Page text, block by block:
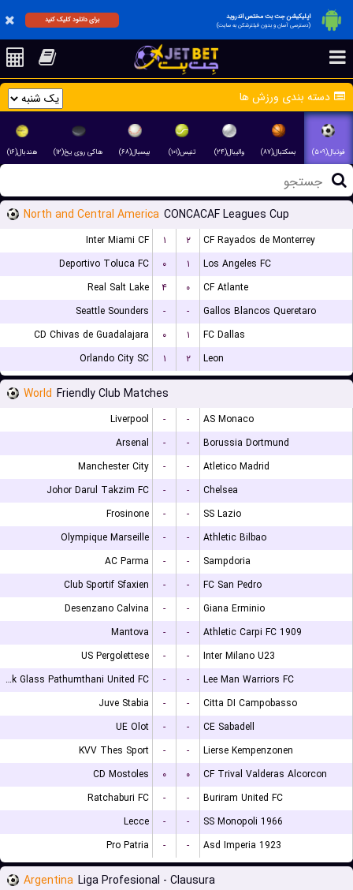
اپلیکیشن جت بت مختص اندروید
(دسترسی آسان و بدون فیلترشکن به سایت)
برای دانلود کلیک کنید
دسته بندی ورزش ها
فوتبال(۵۰۹) بسکتبال(۸۷) والیبال(۲۴) تنیس(۱۰۱) بیسبال(۶۸) هاکی روی یخ(۱۲) هندبال(۱۶)
North and Central America CONCACAF Leagues Cup
Inter Miami CF ۱ ۲
CF Rayados de Monterrey
Deportivo Toluca FC
۰ ۱
Los Angeles FC
Real Salt Lake
۴ ۰
CF Atlante
Seattle Sounders
- -
Gallos Blancos Queretaro
CD Chivas de Guadalajara
۰ ۱
FC Dallas
Orlando City SC
۱ ۲ Leon
World Friendly Club Matches
Liverpool - -
AS Monaco
Arsenal
- -
Borussia Dortmund
Manchester City
- -
Atletico Madrid
Johor Darul Takzim FC
- -
Chelsea
Frosinone
- -
SS Lazio
Olympique Marseille
- -
Athletic Bilbao
AC Parma
- -
Sampdoria
Club Sportif Sfaxien
- -
FC San Pedro
Desenzano Calvina
- -
Giana Erminio
Mantova
- -
Athletic Carpi FC 1909
US Pergolettese
- -
Inter Milano U23
Bangkok Glass Pathumthani United FC
- -
Lee Man Warriors FC
Juve Stabia
- -
Citta DI Campobasso
UE Olot
- -
CE Sabadell
KVV Thes Sport
- -
Lierse Kempenzonen
CD Mostoles
۰ ۰
CF Trival Valderas Alcorcon
Ratchaburi FC
- -
Buriram United FC
Lecce
- -
SS Monopoli 1966
Pro Patria
- - Asd Imperia 1923
Argentina Liga Profesional - Clausura